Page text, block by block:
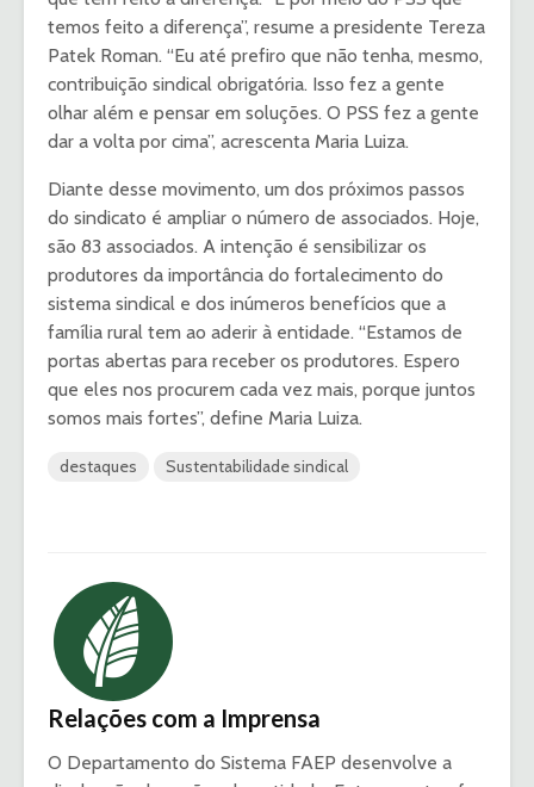
temos feito a diferença”, resume a presidente Tereza
Patek Roman. “Eu até prefiro que não tenha, mesmo,
contribuição sindical obrigatória. Isso fez a gente
olhar além e pensar em soluções. O PSS fez a gente
dar a volta por cima”, acrescenta Maria Luiza.
Diante desse movimento, um dos próximos passos
do sindicato é ampliar o número de associados. Hoje,
são 83 associados. A intenção é sensibilizar os
produtores da importância do fortalecimento do
sistema sindical e dos inúmeros benefícios que a
família rural tem ao aderir à entidade. “Estamos de
portas abertas para receber os produtores. Espero
que eles nos procurem cada vez mais, porque juntos
somos mais fortes”, define Maria Luiza.
destaques Sustentabilidade sindical
Relações com a Imprensa
O Departamento do Sistema FAEP desenvolve a